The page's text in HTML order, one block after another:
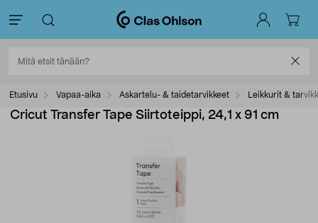
Etusivu Vapaa-aika Askartelu- & taidetarvikkeet Leikkurit &
Cricut Transfer Tape Siirtoteippi, 24,1 x 91 cm